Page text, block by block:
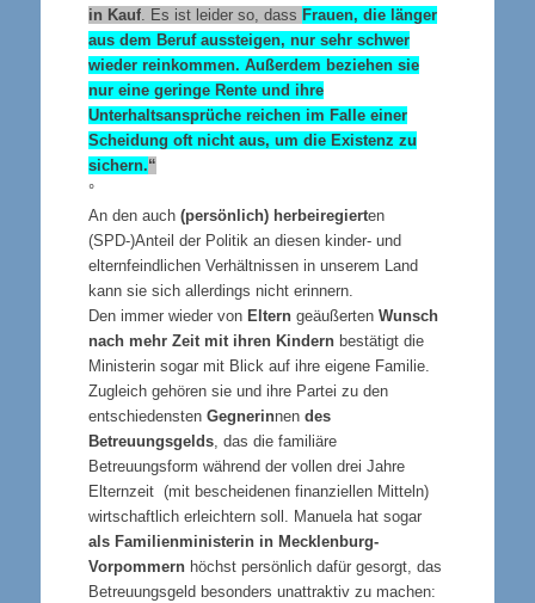
in Kauf. Es ist leider so, dass Frauen, die länger
aus dem Beruf aussteigen, nur sehr schwer
wieder reinkommen. Außerdem beziehen sie
nur eine geringe Rente und ihre
Unterhaltsansprüche reichen im Falle einer
Scheidung oft nicht aus, um die Existenz zu
sichern.“
°
An den auch (persönlich) herbeiregierten
(SPD-)Anteil der Politik an diesen kinder- und
elternfeindlichen Verhältnissen in unserem Land
kann sie sich allerdings nicht erinnern.
Den immer wieder von Elterngeäußerten Wunsch
nach mehr Zeit mit ihren Kindernbestätigt die
Ministerin sogar mit Blick auf ihre eigene Familie.
Zugleich gehören sie und ihre Partei zu den
entschiedensten Gegnerinnen des
Betreuungsgelds, das die familiäre
Betreuungsform während der vollen drei Jahre
Elternzeit (mit bescheidenen finanziellen Mitteln)
wirtschaftlich erleichtern soll. Manuela hat sogar
als Familienministerin in Mecklenburg-
Vorpommernhöchst persönlich dafür gesorgt, das
Betreuungsgeld besonders unattraktiv zu machen: